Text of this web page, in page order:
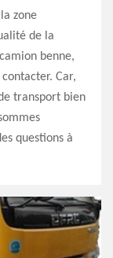
zone
de la
benne,
Car,
transport bien
questions à